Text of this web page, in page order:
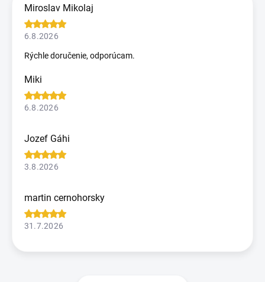
Miroslav Mikolaj
6.8.2026
Rýchle doručenie, odporúcam.
Miki
6.8.2026
Jozef Gáhi
3.8.2026
martin cernohorsky
31.7.2026